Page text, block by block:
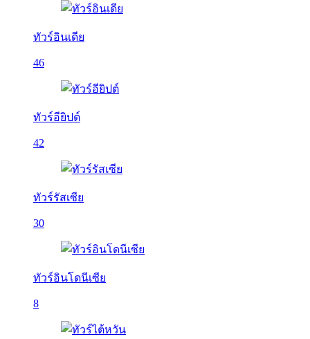
ทัวร์อินเดีย
46
ทัวร์อียิปต์
42
ทัวร์รัสเซีย
30
ทัวร์อินโดนีเซีย
8